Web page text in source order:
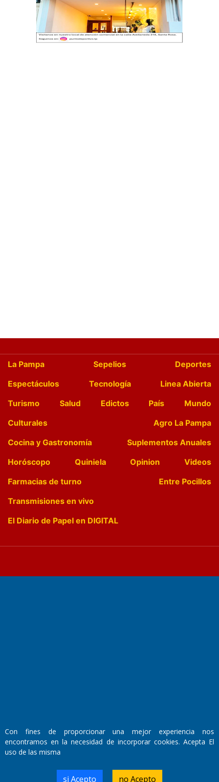
La Pampa Sepelios
Deportes
Espectáculos
Tecnología
Linea Abierta
Turismo
Salud Edictos País
Mundo
Culturales
Agro La Pampa
Cocina y Gastronomía
Suplementos Anuales
Horóscopo
Quiniela Opinion
Videos
Farmacias de turno
Entre Pocillos
Transmisiones en vivo
El Diario de Papel en DIGITAL
Domicilio Legal: José Ingenieros 855,
Santa Rosa, La Pampa.
RL-2019-55551274-APN-DNDA#MJ
Con fines de proporcionar una mejor experiencia nos
encontramos en la necesidad de incorporar cookies. Acepta El
uso de las misma
si Acepto no Acepto